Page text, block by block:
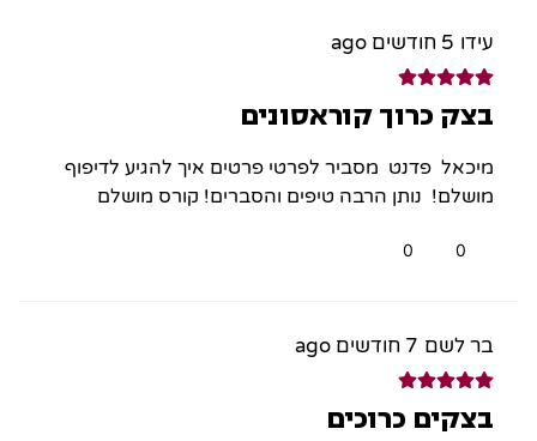
עידו 5 חודשים ago
בצק כרוך קוראסונים
מיכאל פדנט מסביר לפרטי פרטים איך להגיע לדיפוף
מושלם! נותן הרבה טיפים והסברים! קורס מושלם
0
0
בר לשם 7 חודשים ago
בצקים כרוכים